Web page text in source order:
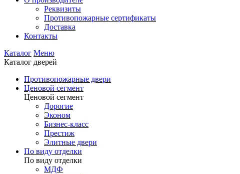
Реквизиты
Противопожарные сертификаты
Доставка
Контакты
Каталог Меню
Каталог дверей
Противопожарные двери
Ценовой сегмент
Ценовой сегмент
Дорогие
Эконом
Бизнес-класс
Престиж
Элитные двери
По виду отделки
По виду отделки
МДФ